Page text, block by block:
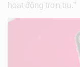
hoạt động trơn tru.”